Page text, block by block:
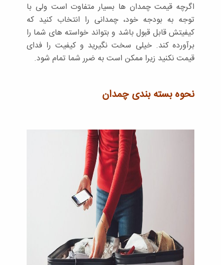
اگرچه قیمت چمدان ها بسیار متفاوت است ولی با
توجه به بودجه خود، چمدانی را انتخاب کنید که
کیفیتش قابل قبول باشد و بتواند خواسته های شما را
برآورده کند. خیلی سخت نگیرید و کیفیت را فدای
قیمت نکنید زیرا ممکن است به ضرر شما تمام شود.
نحوه بسته بندی چمدان